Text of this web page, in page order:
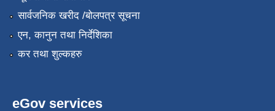
सार्वजनिक खरीद /बोलपत्र सूचना
एन, कानुन तथा निर्देशिका
कर तथा शुल्कहरु
eGov services